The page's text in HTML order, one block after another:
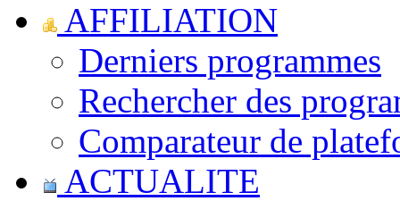
AFFILIATION
Derniers programmes
Rechercher des
Comparateur de
ACTUALITE